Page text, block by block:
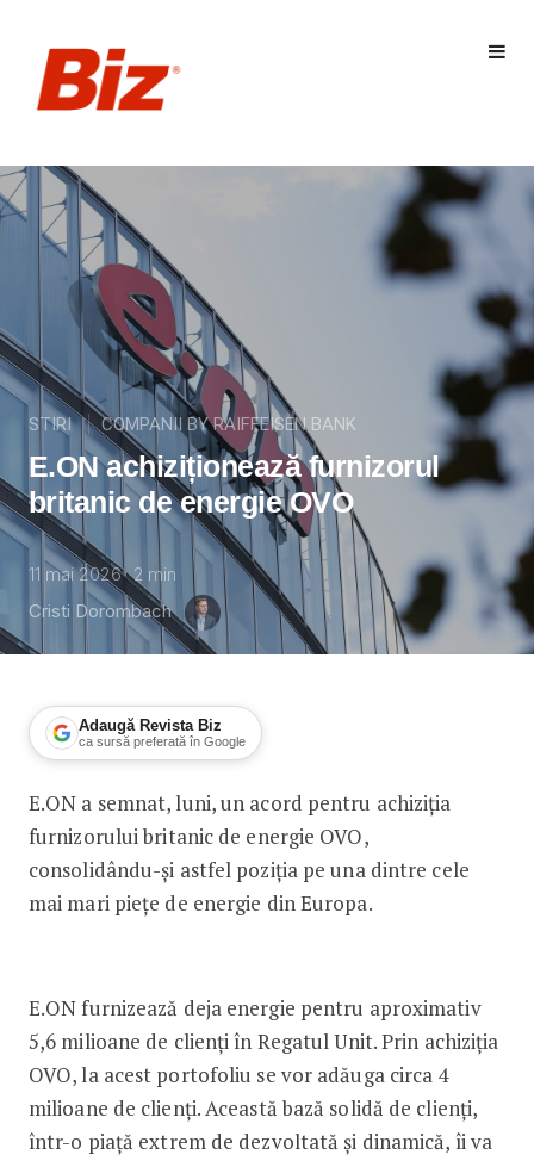
STIRI COMPANII BY RAIFFEISEN BANK
E.ON achiziționează furnizorul
britanic de energie OVO
11 mai 2026 2 min
Cristi Dorombach
Adaugă Revista Biz
ca sursă preferată în Google
E.ON achiziționează furnizorul
E.ON a semnat, luni, un acord pentru achiziția
furnizorului britanic de energie OVO,
consolidându-și astfel poziția pe una dintre cele
mai mari piețe de energie din Europa.
E.ON furnizează deja energie pentru aproximativ
5,6 milioane de clienți în Regatul Unit. Prin achiziția
OVO, la acest portofoliu se vor adăuga circa 4
milioane de clienți. Această bază solidă de clienți,
într-o piață extrem de dezvoltată și dinamică, îi va